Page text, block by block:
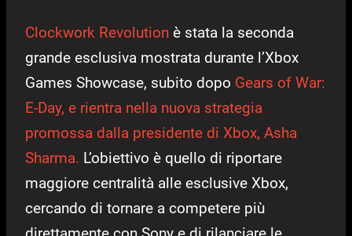
Clockwork Revolution è stata la seconda
grande esclusiva mostrata durante l’Xbox
Games Showcase, subito dopo Gears of War:
E-Day, e rientra nella nuova strategia
promossa dalla presidente di Xbox, Asha
Sharma. L’obiettivo è quello di riportare
maggiore centralità alle esclusive Xbox,
cercando di tornare a competere più